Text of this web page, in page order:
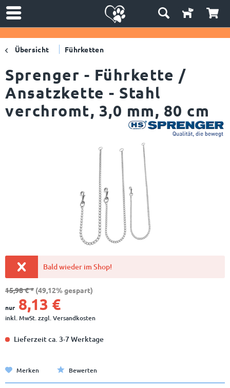
Übersicht Führketten
Sprenger - Führkette /
Ansatzkette - Stahl
verchromt, 3,0 mm, 80 cm
Bald wieder im Shop!
15,98 € * (49,12% gespart)
nur 8,13 €
inkl. MwSt.zzgl. Versandkosten
Lieferzeit ca. 3-7 Werktage
Merken Bewerten